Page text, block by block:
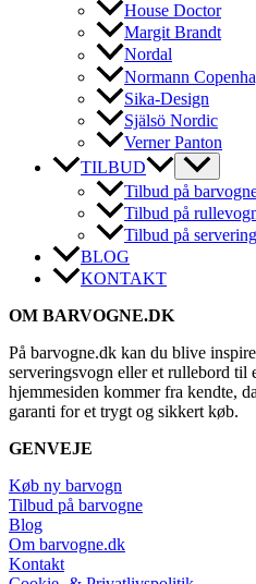
House Doctor
Margit Brandt
Nordal
Normann
Sika-Design
Själsö Nordic
Verner Panton
TILBUD
Tilbud på
Tilbud på
Tilbud på
BLOG
KONTAKT
OM BARVOGNE.DK
På barvogne.dk kan du blive
serveringsvogn eller et rullebord til
hjemmesiden kommer fra kendte,
garanti for et trygt og sikkert køb.
GENVEJE
Køb ny barvogn
Tilbud på barvogne
Blog
Om barvogne.dk
Kontakt